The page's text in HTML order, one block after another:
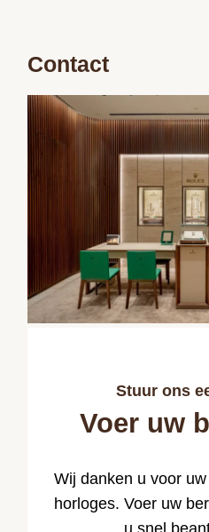
Contact
Stuur ons
Voer uw
Wij danken u voor
horloges. Voer uw